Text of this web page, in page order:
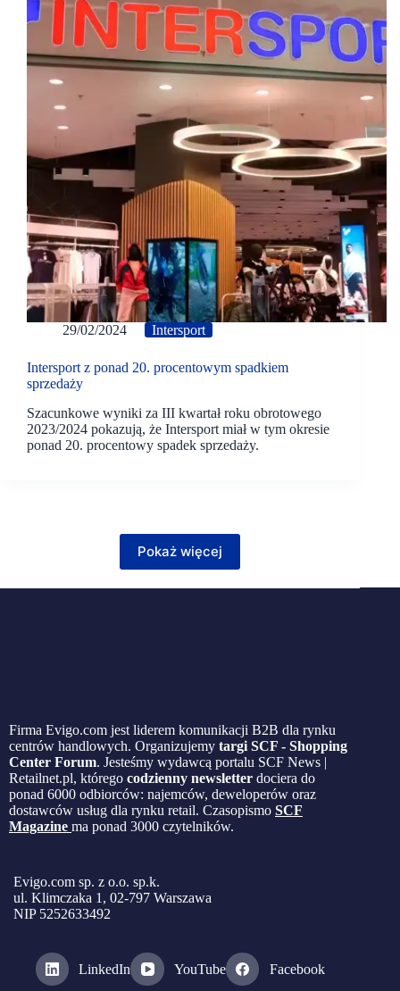
29/02/2024 Intersport
Intersport z ponad 20. procentowym spadkiem
sprzedaży
Szacunkowe wyniki za III kwartał roku obrotowego
2023/2024 pokazują, że Intersport miał w tym okresie
ponad 20. procentowy spadek sprzedaży.
Pokaż więcej
Firma Evigo.com jest liderem komunikacji B2B dla rynku
centrów handlowych. Organizujemy targi SCF - Shopping
Center Forum. Jesteśmy wydawcą portalu SCF News |
Retailnet.pl, którego codzienny newsletter dociera do
ponad 6000 odbiorców: najemców, deweloperów oraz
dostawców usług dla rynku retail. Czasopismo SCF
Magazine ma ponad 3000 czytelników.
Evigo.com sp. z o.o. sp.k.
ul. Klimczaka 1, 02-797 Warszawa
NIP 5252633492
LinkedIn YouTube Facebook